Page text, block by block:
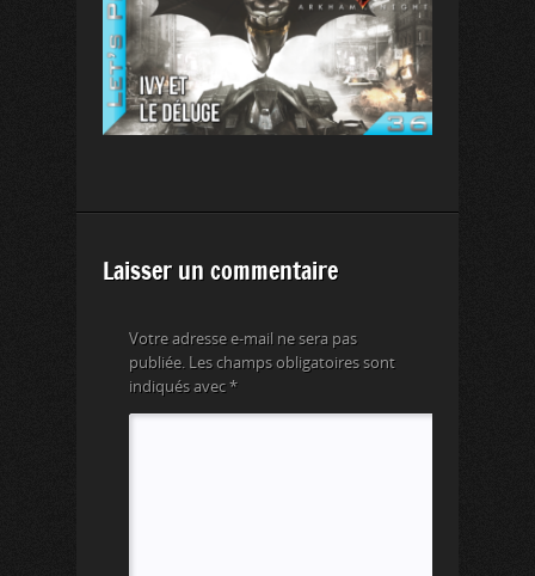
Laisser un commentaire
Votre adresse e-mail ne sera pas
publiée. Les champs obligatoires sont
indiqués avec *